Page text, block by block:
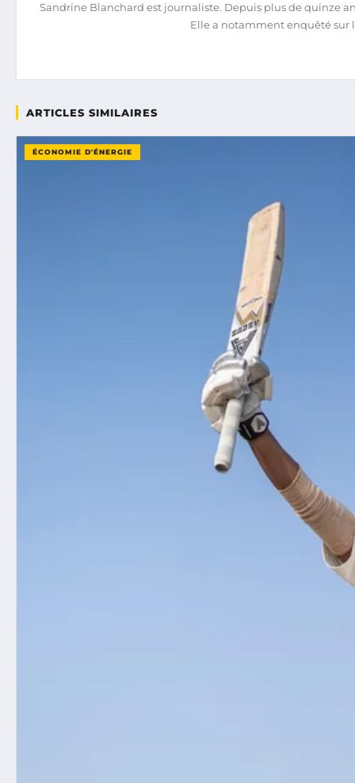
Sandrine Blanchard est journaliste. Depuis plus de quinze
Elle a notamment enquêté sur
ARTICLES SIMILAIRES
ÉCONOMIE D'ÉNERGIE